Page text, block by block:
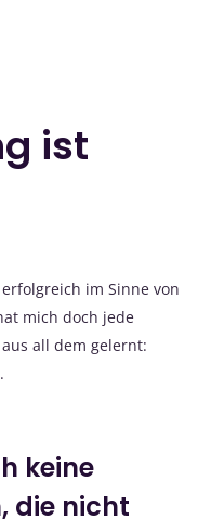
ist
im Sinne von
mich doch jede
all dem gelernt:
keine
die nicht